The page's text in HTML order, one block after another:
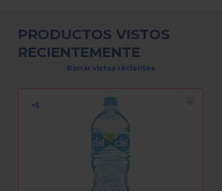
PRODUCTOS VISTOS
RECIENTEMENTE
Borrar vistos recientes